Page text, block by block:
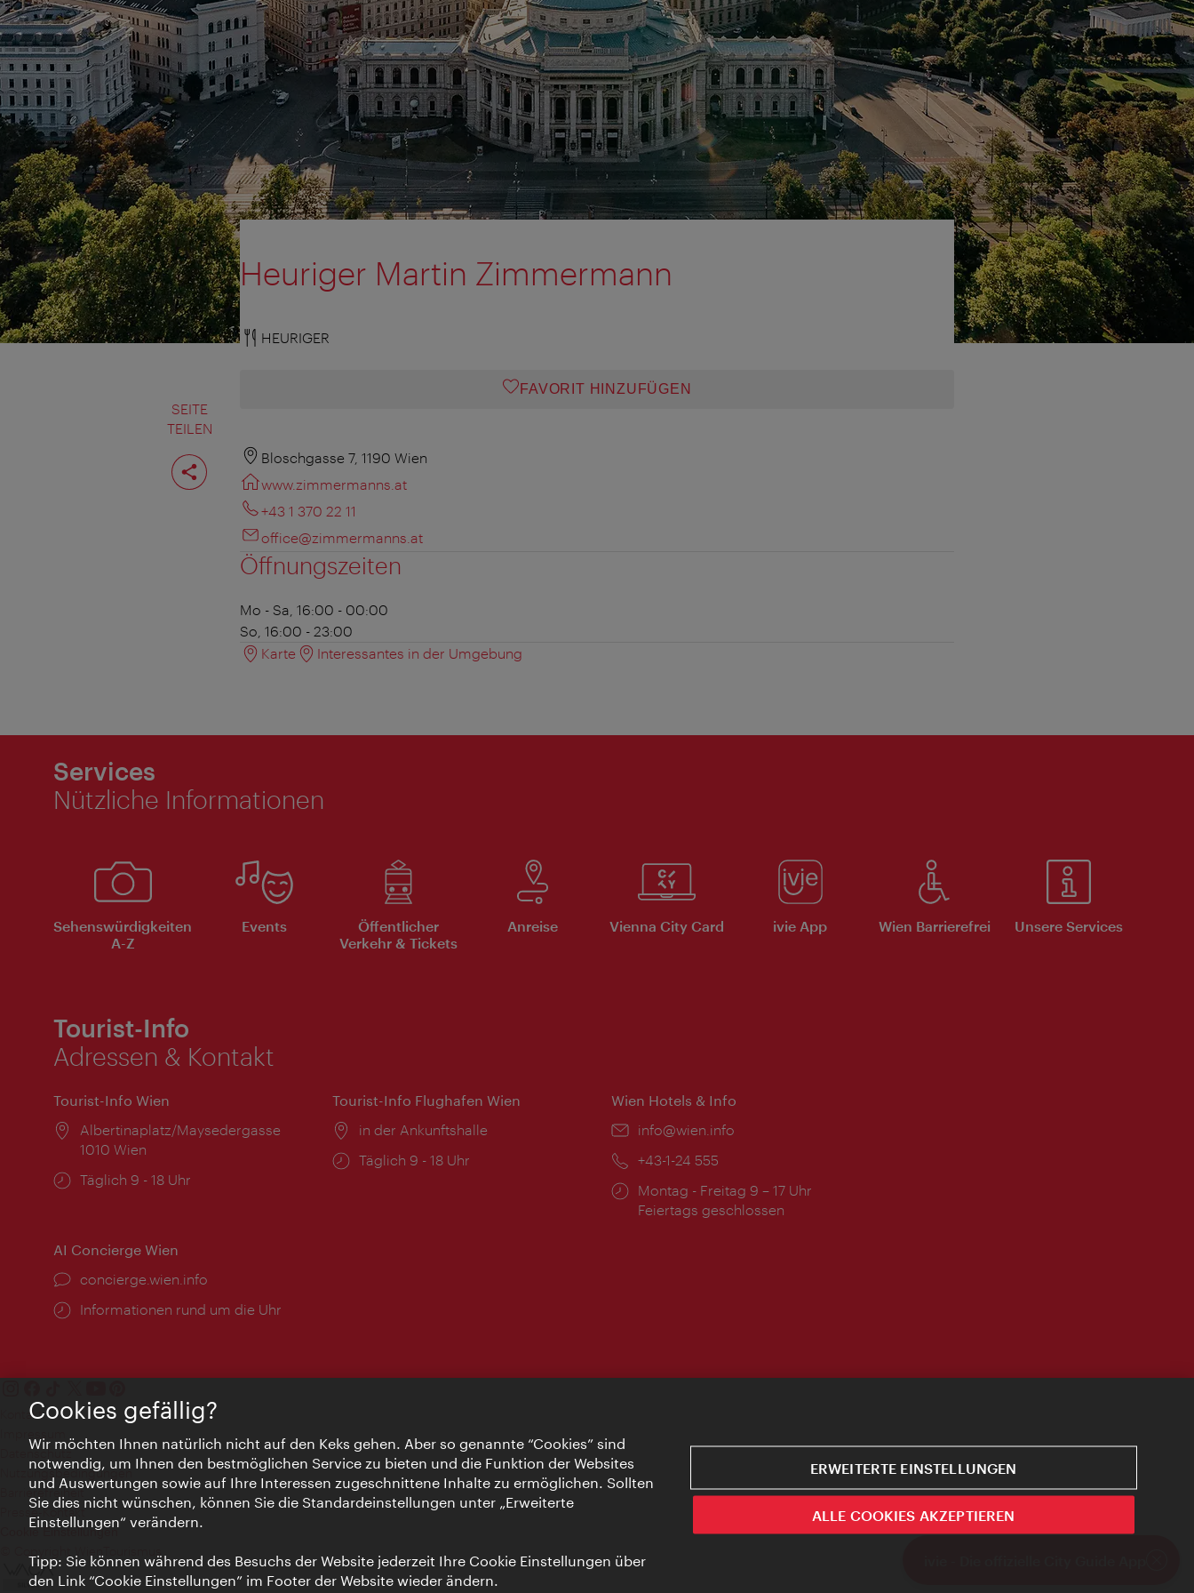
SEITE
TEILEN
Seite
teilen
Heuriger Martin Zimmermann
HEURIGER
FAVORIT HINZUFÜGEN
Bloschgasse 7, 1190 Wien
www.zimmermanns.at
+43 1 370 22 11
office@zimmermanns.at
Öffnungszeiten
Mo - Sa, 16:00 - 00:00
So, 16:00 - 23:00
Karte
Interessantes in der Umgebung
Services
Nützliche Informationen
Sehenswürdigkeiten
A-Z
Events
Öffentlicher
Verkehr & Tickets
Anreise Vienna City Card ivie App Wien Barrierefrei Unsere Services
Tourist-Info
Adressen & Kontakt
Tourist-Info Wien
Ort:
Albertinaplatz/Maysedergasse
1010 Wien
Öffnungszeiten:
Täglich 9 - 18 Uhr
Tourist-Info Flughafen Wien
Ort:
in der Ankunftshalle
Öffnungszeiten:
Täglich 9 - 18 Uhr
Wien Hotels & Info
Email:
info@wien.info
Telefon:
+43-1-24 555
Öffnungszeiten:
Montag - Freitag 9 – 17 Uhr
Feiertags geschlossen
AI Concierge Wien
Ort:
concierge.wien.info
Öffnungszeiten:
Informationen rund um die Uhr
Kontakt
Datenschutz
Nutzungsbedingungen
Barrierefreiheit
Presse-Kontakt
Cookie Einstellungen
Cookies gefällig?
Wir möchten Ihnen natürlich nicht auf den Keks gehen. Aber so genannte “Cookies” sind
notwendig, um Ihnen den bestmöglichen Service zu bieten und die Funktion der Websites
und Auswertungen sowie auf Ihre Interessen zugeschnittene Inhalte zu ermöglichen. Sollten
Sie dies nicht wünschen, können Sie die Standardeinstellungen unter „Erweiterte
Einstellungen“ verändern.
Tipp: Sie können während des Besuchs der Website jederzeit Ihre Cookie Einstellungen über
den Link “Cookie Einstellungen” im Footer der Website wieder ändern.
ERWEITERTE EINSTELLUNGEN
ALLE COOKIES AKZEPTIEREN